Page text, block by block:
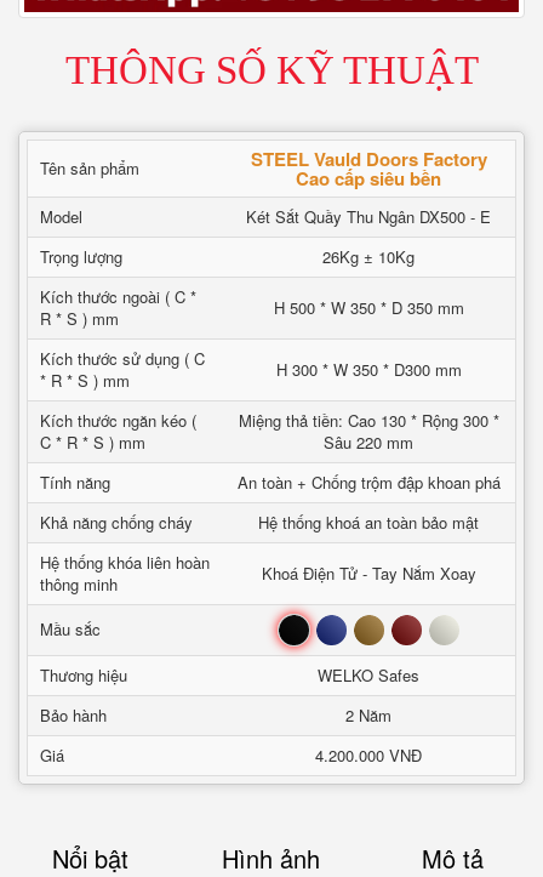
THÔNG SỐ KỸ THUẬT
Tên sản phẩm STEEL Vauld Doors Factory
Cao cấp siêu bền
Model
Két Sắt Quầy Thu Ngân DX500 - E
Trọng lượng
26Kg ± 10Kg
Kích thước ngoài ( C *
R * S ) mm
H 500 * W 350 * D 350 mm
Kích thước sử dụng ( C
* R * S ) mm
H 300 * W 350 * D300 mm
Kích thước ngăn kéo (
C * R * S ) mm
Miệng thả tiền: Cao 130 * Rộng 300 *
Sâu 220 mm
Tính năng
An toàn + Chống trộm đập khoan phá
Khả năng chống cháy
Hệ thống khoá an toàn bảo mật
Hệ thống khóa liên hoàn
thông minh
Khoá Điện Tử - Tay Nắm Xoay
Mầu sắc Đen Xanh Nâu Đỏ Trắng
Thương hiệu
WELKO Safes
Bảo hành
2 Năm
Giá
4.200.000 VNĐ
Nổi bật Hình ảnh Mô tả